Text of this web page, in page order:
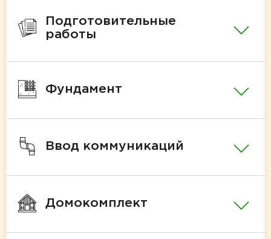
Подготовительные
работы
Фундамент
Ввод коммуникаций
Домокомплект